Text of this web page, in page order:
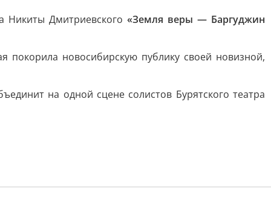
Никиты Дмитриевского «Земля веры — Баргуджин
покорила новосибирскую публику своей новизной,
на одной сцене солистов Бурятского театра